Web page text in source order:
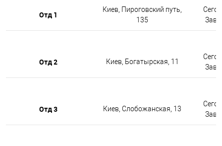
Отд 1
Киев, Пироговский путь,
135
Отд 2 Киев, Богатырская, 11
Отд 3 Киев, Слобожанская, 13